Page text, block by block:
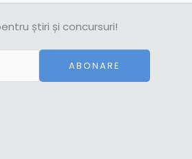
știri și concursuri!
ABONARE